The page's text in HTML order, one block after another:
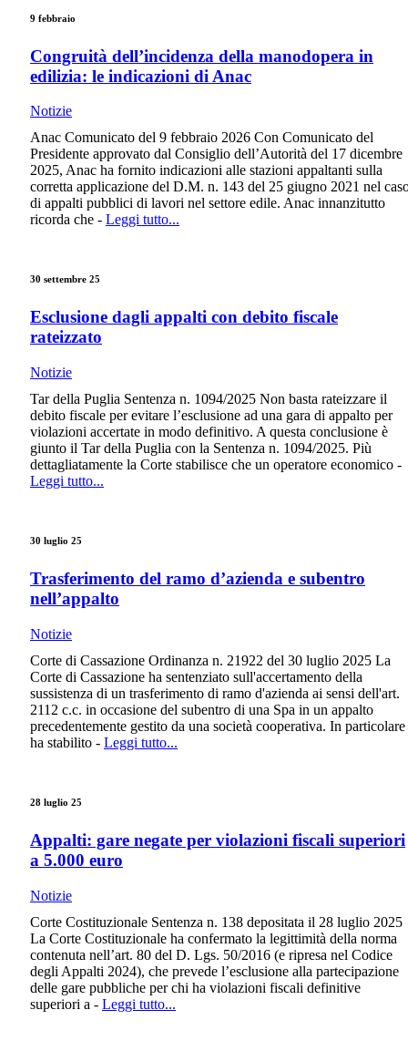
9 febbraio
Congruità dell’incidenza della manodopera in
edilizia: le indicazioni di Anac
Notizie
Anac Comunicato del 9 febbraio 2026 Con Comunicato del
Presidente approvato dal Consiglio dell’Autorità del 17 dicembre
2025, Anac ha fornito indicazioni alle stazioni appaltanti sulla
corretta applicazione del D.M. n. 143 del 25 giugno 2021 nel
di appalti pubblici di lavori nel settore edile. Anac innanzitutto
ricorda che - Leggi tutto...
30 settembre 25
Esclusione dagli appalti con debito fiscale
rateizzato
Notizie
Tar della Puglia Sentenza n. 1094/2025 Non basta rateizzare il
debito fiscale per evitare l’esclusione ad una gara di appalto per
violazioni accertate in modo definitivo. A questa conclusione è
giunto il Tar della Puglia con la Sentenza n. 1094/2025. Più
dettagliatamente la Corte stabilisce che un operatore economico -
Leggi tutto...
30 luglio 25
Trasferimento del ramo d’azienda e subentro
nell’appalto
Notizie
Corte di Cassazione Ordinanza n. 21922 del 30 luglio 2025 La
Corte di Cassazione ha sentenziato sull'accertamento della
sussistenza di un trasferimento di ramo d'azienda ai sensi dell'art.
2112 c.c. in occasione del subentro di una Spa in un appalto
precedentemente gestito da una società cooperativa. In particolare
ha stabilito - Leggi tutto...
28 luglio 25
Appalti: gare negate per violazioni fiscali superiori
a 5.000 euro
Notizie
Corte Costituzionale Sentenza n. 138 depositata il 28 luglio 2025
La Corte Costituzionale ha confermato la legittimità della norma
contenuta nell’art. 80 del D. Lgs. 50/2016 (e ripresa nel Codice
degli Appalti 2024), che prevede l’esclusione alla partecipazione
delle gare pubbliche per chi ha violazioni fiscali definitive
superiori a - Leggi tutto...